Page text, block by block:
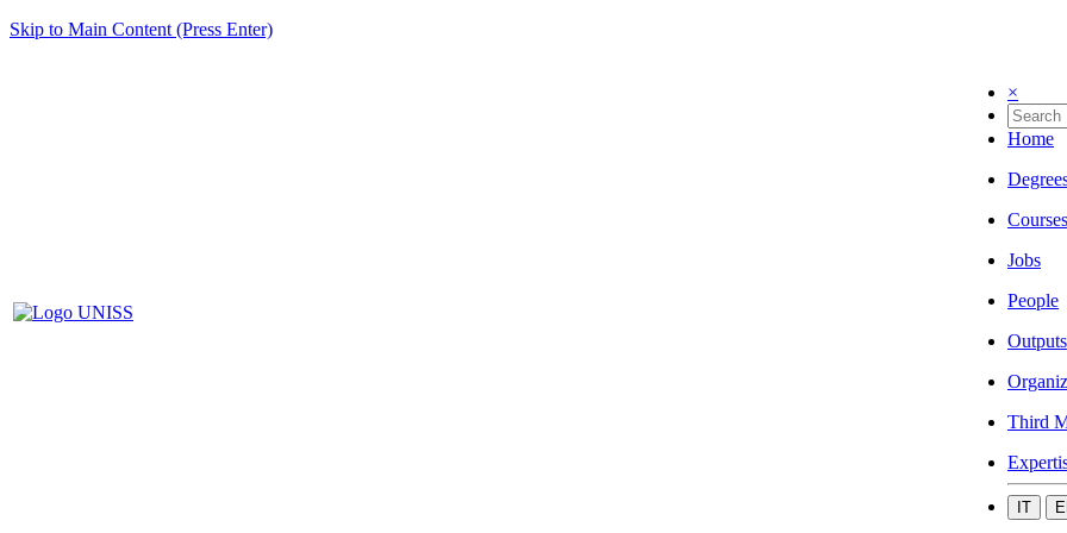
Skip to Main Content (Press Enter)
×
Home
Courses
Jobs
People
Outputs
Third
IT